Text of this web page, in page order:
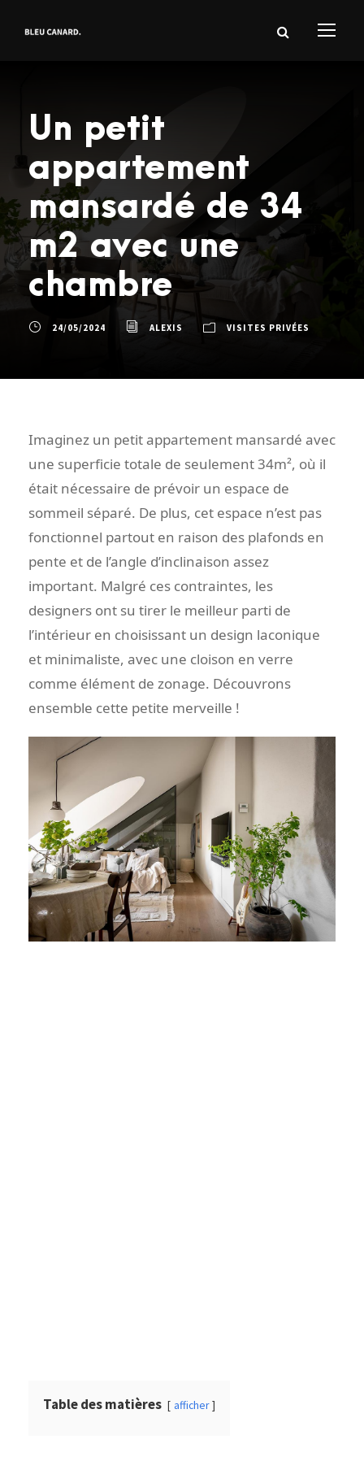
Un petit
appartement
mansardé de 34
m2 avec une
chambre
24/05/2024 ALEXIS VISITES PRIVÉES
Imaginez un petit appartement mansardé avec
une superficie totale de seulement 34m², où il
était nécessaire de prévoir un espace de
sommeil séparé. De plus, cet espace n’est pas
fonctionnel partout en raison des plafonds en
pente et de l’angle d’inclinaison assez
important. Malgré ces contraintes, les
designers ont su tirer le meilleur parti de
l’intérieur en choisissant un design laconique
et minimaliste, avec une cloison en verre
comme élément de zonage. Découvrons
ensemble cette petite merveille !
Table des matières afficher